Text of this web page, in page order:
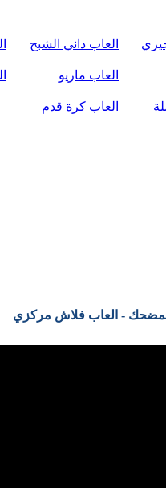
العاب داني الشبح
العاب ماريو
العاب كرة قدم
- العاب فلاش مركزي